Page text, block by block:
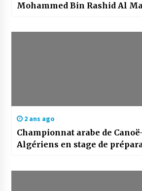
Mohammed Bin Rashid Al
2 ans ago
Championnat arabe de
Algériens en stage de